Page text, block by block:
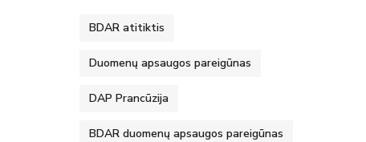
BDAR atitiktis
Duomenų apsaugos pareigūnas
DAP Prancūzija
BDAR duomenų apsaugos pareigūnas